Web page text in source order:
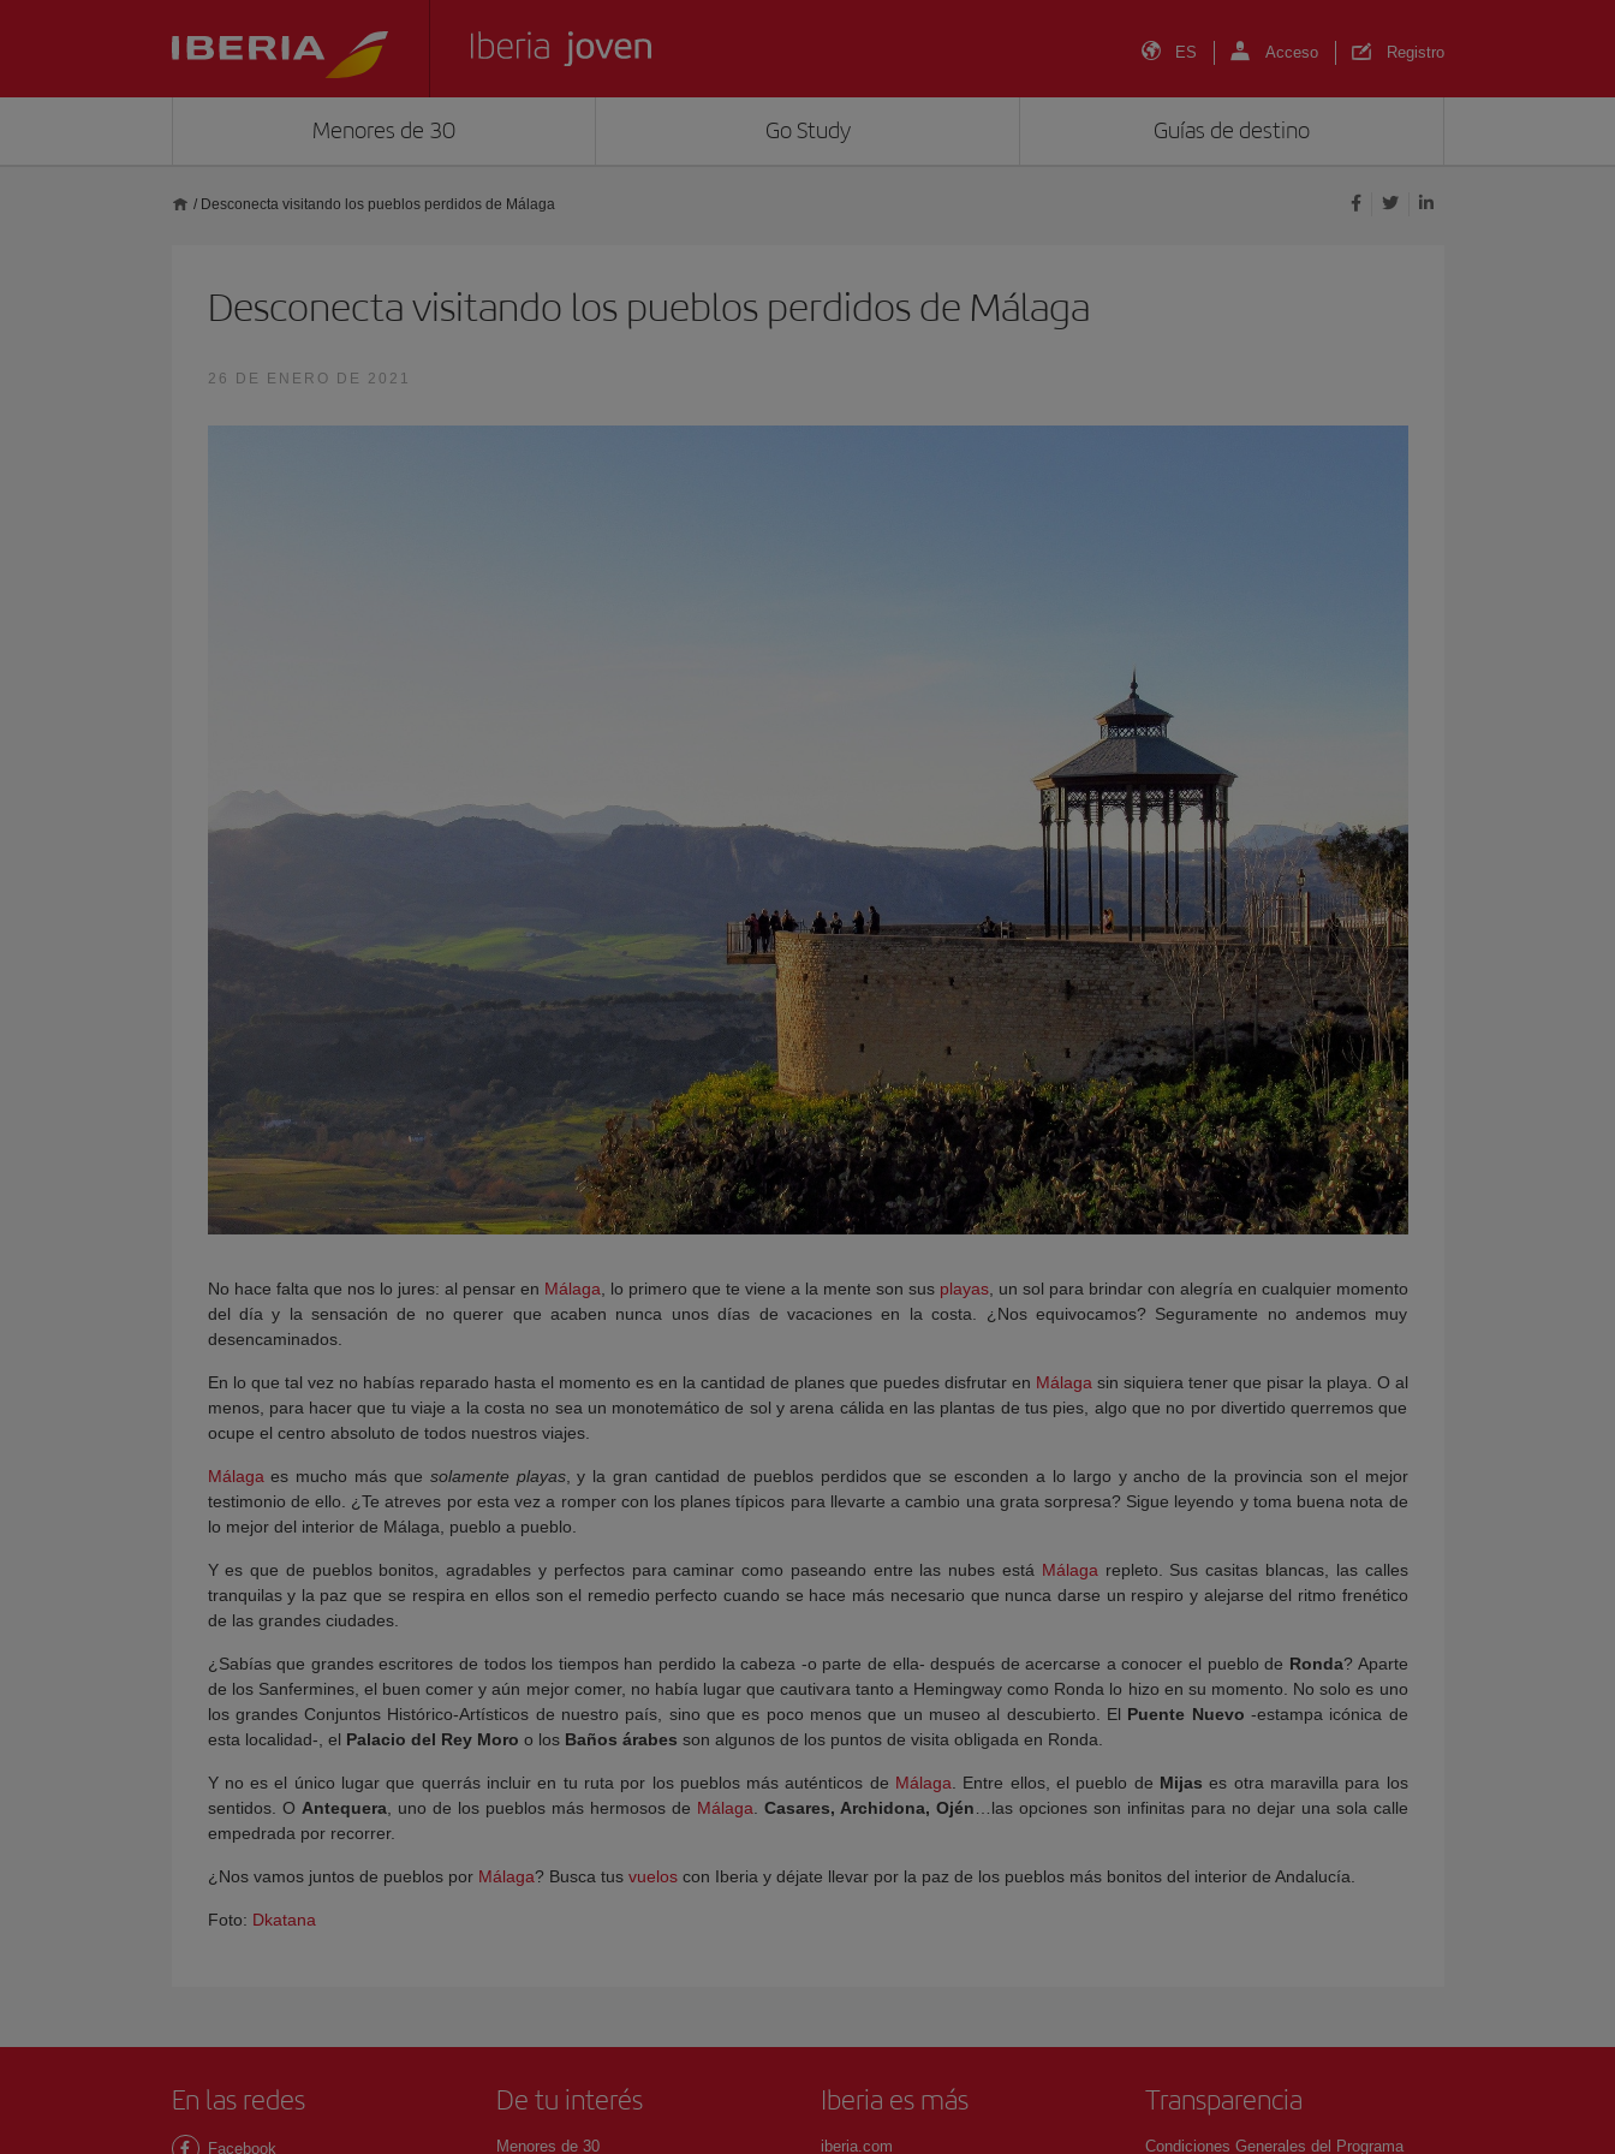
ES Acceso Registro
Menores de 30 Go Study Guías de destino
/ Desconecta visitando los pueblos perdidos de Málaga
Desconecta visitando los pueblos perdidos de Málaga
26 DE ENERO DE 2021
No hace falta que nos lo jures: al pensar en Málaga, lo primero que te viene a la mente son sus playas, un sol para brindar con alegría en cualquier momento
del día y la sensación de no querer que acaben nunca unos días de vacaciones en la costa. ¿Nos equivocamos? Seguramente no andemos muy
desencaminados.
En lo que tal vez no habías reparado hasta el momento es en la cantidad de planes que puedes disfrutar en Málagasin siquiera tener que pisar la playa. O al
menos, para hacer que tu viaje a la costa no sea un monotemático de sol y arena cálida en las plantas de tus pies, algo que no por divertido querremos que
ocupe el centro absoluto de todos nuestros viajes.
Málagaes mucho más que solamente playas, y la gran cantidad de pueblos perdidos que se esconden a lo largo y ancho de la provincia son el mejor
testimonio de ello. ¿Te atreves por esta vez a romper con los planes típicos para llevarte a cambio una grata sorpresa? Sigue leyendo y toma buena nota de
lo mejor del interior de Málaga, pueblo a pueblo.
Y es que de pueblos bonitos, agradables y perfectos para caminar como paseando entre las nubes está Málagarepleto. Sus casitas blancas, las calles
tranquilas y la paz que se respira en ellos son el remedio perfecto cuando se hace más necesario que nunca darse un respiro y alejarse del ritmo frenético
de las grandes ciudades.
¿Sabías que grandes escritores de todos los tiempos han perdido la cabeza -o parte de ella- después de acercarse a conocer el pueblo de Ronda? Aparte
de los Sanfermines, el buen comer y aún mejor comer, no había lugar que cautivara tanto a Hemingway como Ronda lo hizo en su momento. No solo es uno
los grandes Conjuntos Histórico-Artísticos de nuestro país, sino que es poco menos que un museo al descubierto. El Puente Nuevo -estampa icónica de
esta localidad-, el Palacio del Rey Moro o los Baños árabes son algunos de los puntos de visita obligada en Ronda.
Y no es el único lugar que querrás incluir en tu ruta por los pueblos más auténticos de Málaga. Entre ellos, el pueblo de Mijas es otra maravilla para los
sentidos. O Antequera, uno de los pueblos más hermosos de Málaga. Casares, Archidona, Ojén…las opciones son infinitas para no dejar una sola calle
empedrada por recorrer.
¿Nos vamos juntos de pueblos por Málaga? Busca tus vueloscon Iberia y déjate llevar por la paz de los pueblos más bonitos del interior de Andalucía.
Foto: Dkatana
En las redes
Facebook
De tu interés
Menores de 30
Iberia es más
iberia.com
Transparencia
Condiciones Generales del Programa